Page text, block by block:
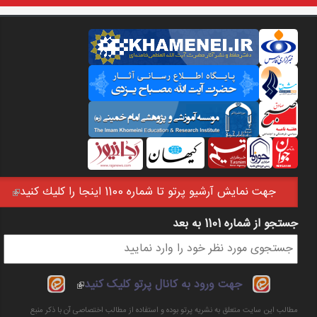
جهت نمايش آرشيو پرتو تا شماره 1100 اينجا را كليك كنيد
فرم جستجو
جستجو از شماره 1101 به بعد
جهت ورود به کانال پرتو کلیک کنید
(link is
external)
مطالب این سایت متعلق به نشریه پرتو بوده و استفاده از مطالب اختصاصی آن با ذکر منبع